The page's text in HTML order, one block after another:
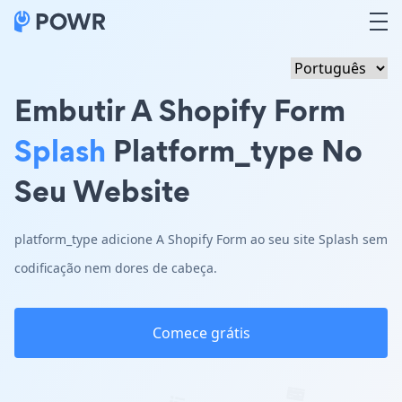
Embutir A Shopify Form
Splash Platform_type No
Seu Website
platform_type adicione A Shopify Form ao seu site Splash sem
codificação nem dores de cabeça.
Comece grátis